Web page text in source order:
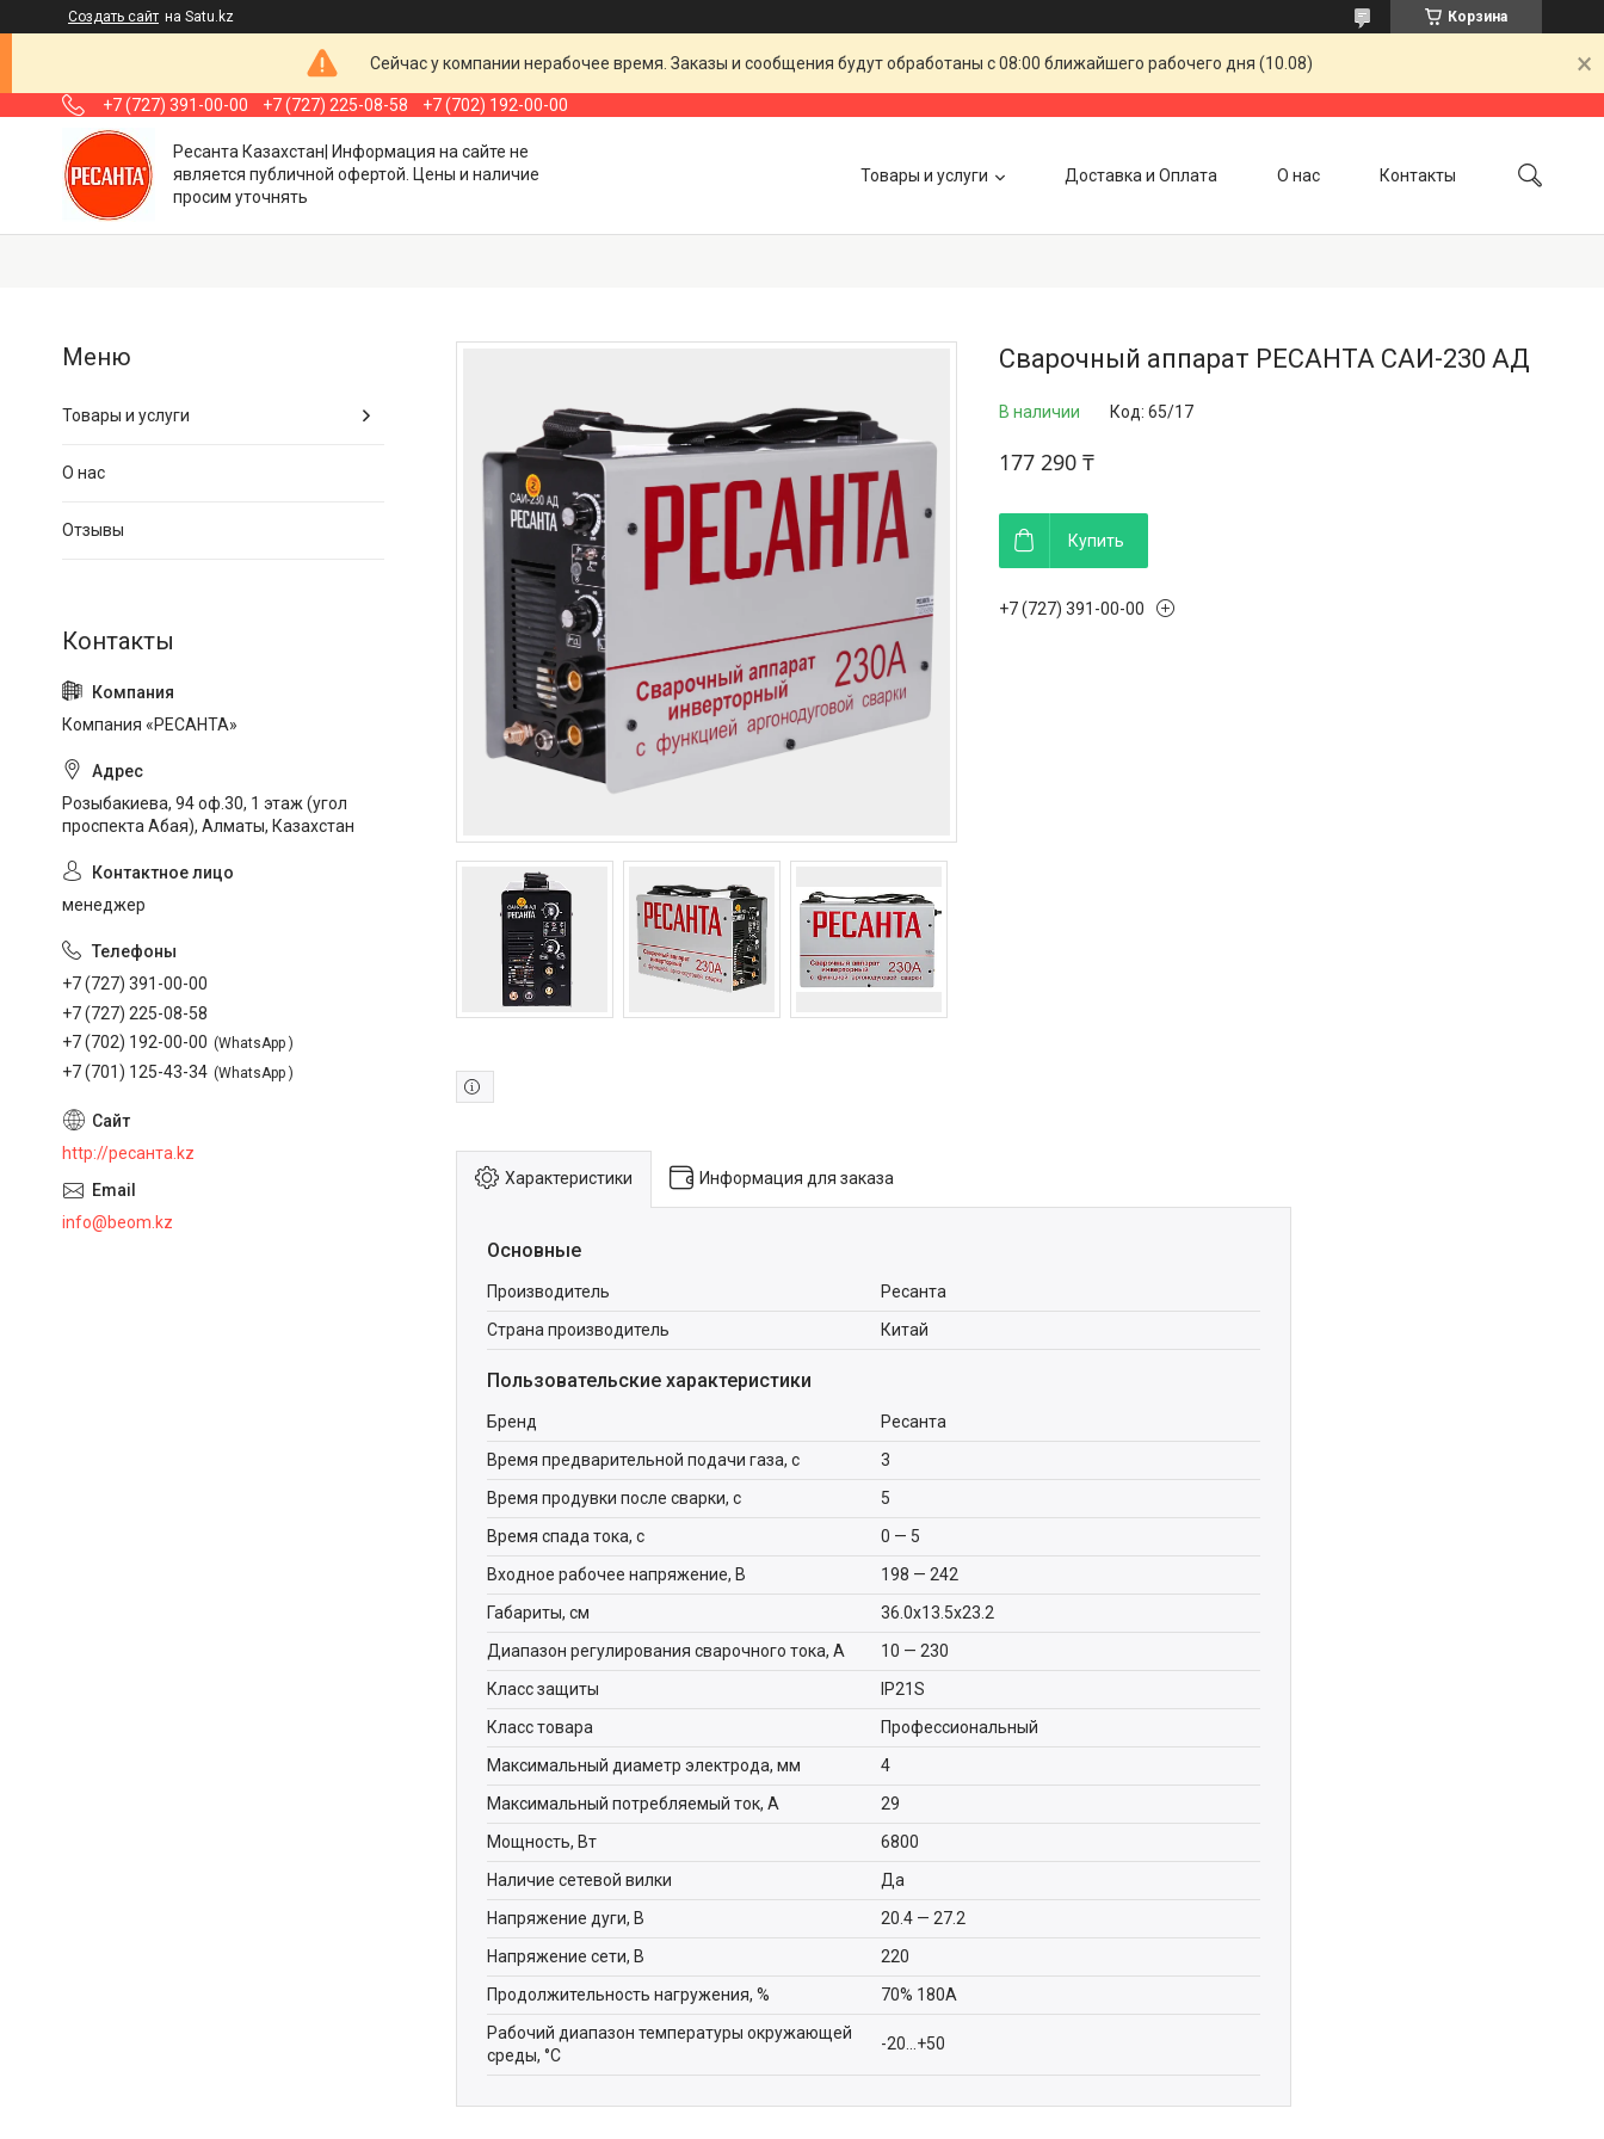
Создать сайт на Satu.kz Корзина
Сейчас у компании нерабочее время. Заказы и сообщения будут обработаны с 08:00 ближайшего рабочего дня (10.08)
+7 (727) 391-00-00 +7 (727) 225-08-58 +7 (702) 192-00-00
Ресанта Казахстан| Информация на сайте не
является публичной офертой. Цены и наличие
просим уточнять
Товары и услуги Доставка и Оплата О нас Контакты
Сварочный аппарат РЕСАНТА САИ-230 АД
В наличии Код: 65/17
177 290 ₸
Купить
+7 (727) 391-00-00
Характеристики Информация для заказа
Основные
Производитель
Ресанта
Страна производитель
Китай
Пользовательские характеристики
Бренд
Ресанта
Время предварительной подачи газа, с
3
Время продувки после сварки, с
5
Время спада тока, с
0 — 5
Входное рабочее напряжение, В
198 — 242
Габариты, см
36.0х13.5х23.2
Диапазон регулирования сварочного тока, А
10 — 230
Класс защиты
IP21S
Класс товара
Профессиональный
Максимальный диаметр электрода, мм
4
Максимальный потребляемый ток, А
29
Мощность, Вт
6800
Наличие сетевой вилки
Да
Напряжение дуги, В
20.4 — 27.2
Напряжение сети, В
220
Продолжительность нагружения, %
70% 180А
Рабочий диапазон температуры окружающей
среды, °C
-20...+50
Товары и услуги
О нас
Отзывы
Компания «РЕСАНТА»
Розыбакиева, 94 оф.30, 1 этаж (угол
проспекта Абая), Алматы, Казахстан
менеджер
+7 (727) 391-00-00
+7 (727) 225-08-58
+7 (702) 192-00-00
WhatsApp
+7 (701) 125-43-34 WhatsApp
http://ресанта.kz
info@beom.kz